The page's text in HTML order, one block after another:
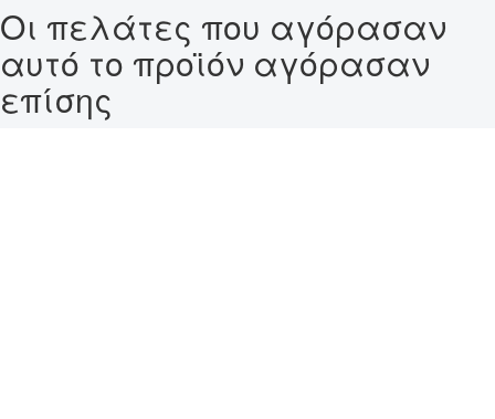
Οι πελάτες που αγόρασαν
αυτό το προϊόν αγόρασαν
επίσης